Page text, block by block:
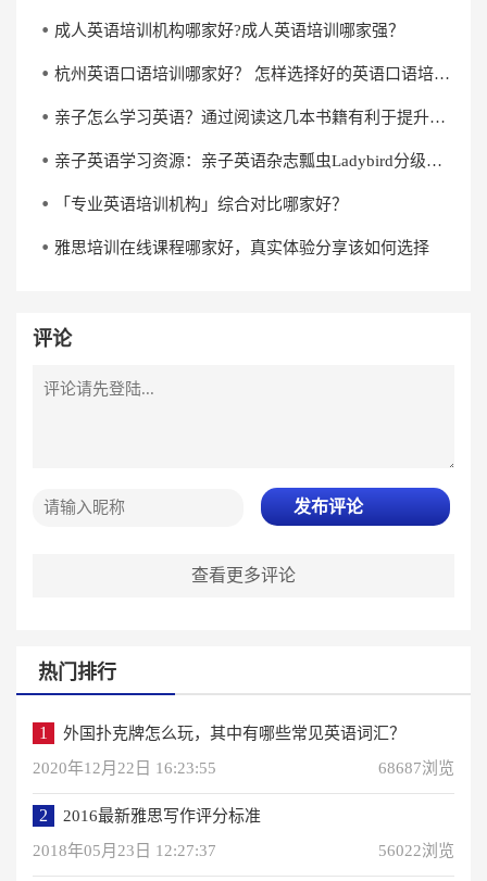
成人英语培训机构哪家好?成人英语培训哪家强？
杭州英语口语培训哪家好？ 怎样选择好的英语口语培训机构？
亲子怎么学习英语？通过阅读这几本书籍有利于提升英语水平
亲子英语学习资源：亲子英语杂志瓢虫Ladybird分级阅读《杰克与魔克》下载
「专业英语培训机构」综合对比哪家好？
雅思培训在线课程哪家好，真实体验分享该如何选择
评论
发布评论
查看更多评论
热门排行
1
外国扑克牌怎么玩，其中有哪些常见英语词汇？
2020年12月22日 16:23:55
68687浏览
2
2016最新雅思写作评分标准
2018年05月23日 12:27:37
56022浏览